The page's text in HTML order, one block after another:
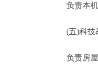
负责本机
(五)科技
负责房屋